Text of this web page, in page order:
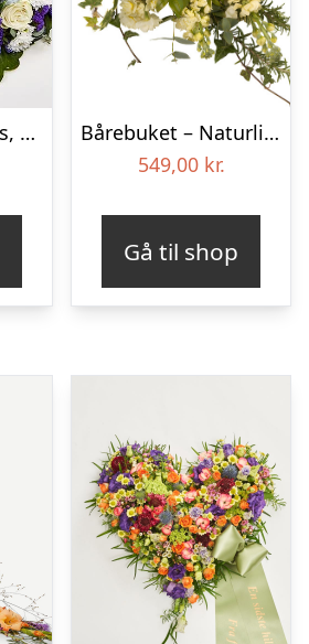
Rundpyntet krans, blå og hvid – Blomster til begravelse
Bårebuket – Naturlig hvid
549,00 kr.
Gå til shop